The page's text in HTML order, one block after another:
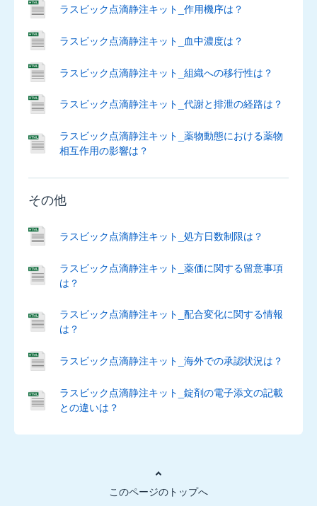
ジ
ム
ソ
膀
胱
内
注
液
50%
タ
ザ
ク
ス
錠
5mg
ハ
ラスビック点滴静注キット_作用機序は？
ラスビック点滴静注キット_血中濃度は？
ラスビック点滴静注キット_組織への移行性は？
ラスビック点滴静注キット_代謝と排泄の経路は？
ラスビック点滴静注キット_薬物動態における薬物
相互作用の影響は？
その他
ラスビック点滴静注キット_処方日数制限は？
ラスビック点滴静注キット_薬価に関する留意事項
は？
ラスビック点滴静注キット_配合変化に関する情報
は？
ラスビック点滴静注キット_海外での承認状況は？
ラスビック点滴静注キット_錠剤の電子添文の記載
との違いは？
このページのトップへ